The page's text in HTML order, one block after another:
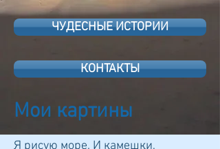
ЧУДЕСНЫЕ ИСТОРИИ
КОНТАКТЫ
Мои картины
Я рисую море. И камешки,